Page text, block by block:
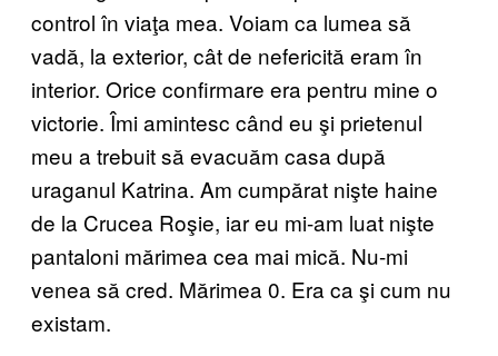
control în viaţa mea. Voiam ca lumea să
vadă, la exterior, cât de nefericită eram în
interior. Orice confirmare era pentru mine o
victorie. Îmi amintesc când eu şi prietenul
meu a trebuit să evacuăm casa după
uraganul Katrina. Am cumpărat nişte haine
de la Crucea Roşie, iar eu mi-am luat nişte
pantaloni mărimea cea mai mică. Nu-mi
venea să cred. Mărimea 0. Era ca şi cum nu
existam.